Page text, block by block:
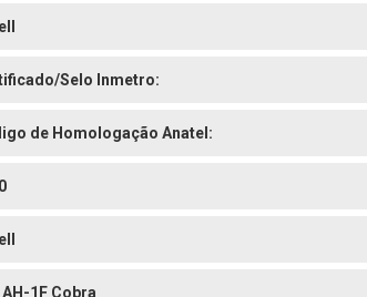
Selo Inmetro:
de Homologação Anatel:
1F Cobra